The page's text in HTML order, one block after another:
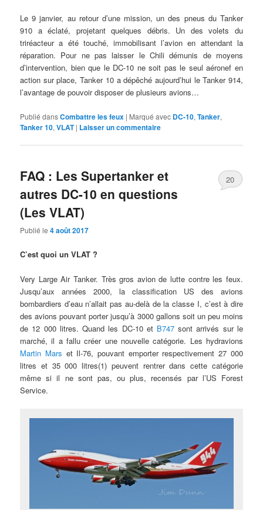
Le 9 janvier, au retour d’une mission, un des pneus du Tanker
910 a éclaté, projetant quelques débris. Un des volets du
triréacteur a été touché, immobilisant l’avion en attendant la
réparation. Pour ne pas laisser le Chili démunis de moyens
d’intervention, bien que le DC-10 ne soit pas le seul aéronef en
action sur place, Tanker 10 a dépêché aujourd’hui le Tanker 914,
l’avantage de pouvoir disposer de plusieurs avions…
Publié dansCombattre les feux | Marqué avec DC-10,Tanker,
Tanker 10,VLAT | Laisser un commentaire
FAQ : Les Supertanker et
autres DC-10 en questions
(Les VLAT)
Publié le4 août 2017
20
C’est quoi un VLAT ?
Very Large Air Tanker. Très gros avion de lutte contre les feux.
Jusqu’aux années 2000, la classification US des avions
bombardiers d’eau n’allait pas au-delà de la classe I, c’est à dire
des avions pouvant porter jusqu’à 3000 gallons soit un peu moins
de 12 000 litres. Quand les DC-10 et B747sont arrivés sur le
marché, il a fallu créer une nouvelle catégorie. Les hydravions
Martin Mars et Il-76, pouvant emporter respectivement 27 000
litres et 35 000 litres(1) peuvent rentrer dans cette catégorie
même si il ne sont pas, ou plus, recensés par l’US Forest
Service.